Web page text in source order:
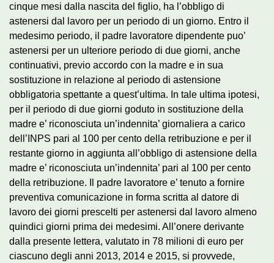
cinque mesi dalla nascita del figlio, ha l’obbligo di
astenersi dal lavoro per un periodo di un giorno. Entro il
medesimo periodo, il padre lavoratore dipendente puo’
astenersi per un ulteriore periodo di due giorni, anche
continuativi, previo accordo con la madre e in sua
sostituzione in relazione al periodo di astensione
obbligatoria spettante a quest’ultima. In tale ultima ipotesi,
per il periodo di due giorni goduto in sostituzione della
madre e’ riconosciuta un’indennita’ giornaliera a carico
dell’INPS pari al 100 per cento della retribuzione e per il
restante giorno in aggiunta all’obbligo di astensione della
madre e’ riconosciuta un’indennita’ pari al 100 per cento
della retribuzione. Il padre lavoratore e’ tenuto a fornire
preventiva comunicazione in forma scritta al datore di
lavoro dei giorni prescelti per astenersi dal lavoro almeno
quindici giorni prima dei medesimi. All’onere derivante
dalla presente lettera, valutato in 78 milioni di euro per
ciascuno degli anni 2013, 2014 e 2015, si provvede,